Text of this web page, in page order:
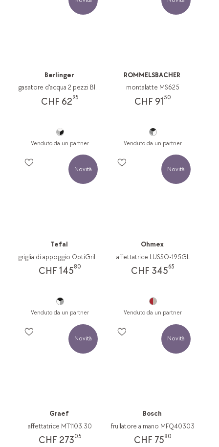
Berlinger
gasatore d'acqua 2 pezzi Black Rose Collection
CHF 6295
Venduto da un partner
ROMMELSBACHER
montalatte MS625
CHF 91 50
Venduto da un partner
Novità
Tefal
griglia di appoggio OptiGrill XL
CHF 14580
Venduto da un partner
Novità
Ohmex
affettatrice LUSSO-195GL
CHF 34565
Venduto da un partner
Novità
Graef
affettatrice MT1103.30
CHF 27305
Novità
Bosch
frullatore a mano MFQ40303
CHF 7580